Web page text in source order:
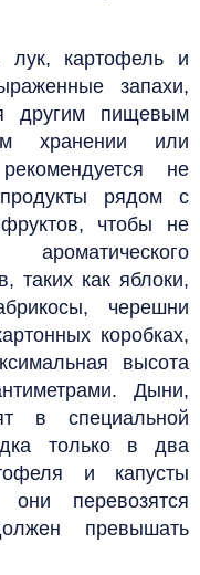
лук, картофель и
запахи,
другим пищевым
хранении или
не
рядом с
чтобы не
таких как яблоки,
черешни
коробках,
высота
Дыни,
в специальной
только в два
и капусты
перевозятся
превышать